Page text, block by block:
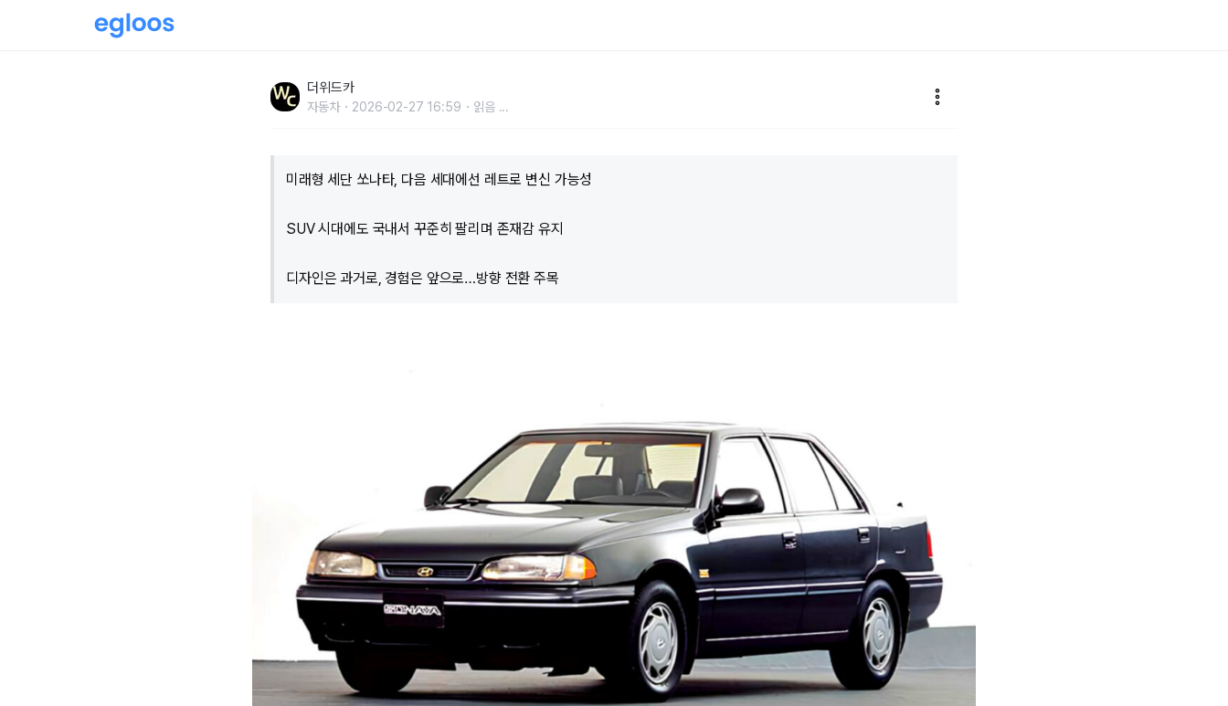
더위드카
자동차 2026-02-27 16:59 읽음 ...
미래형 세단 쏘나타, 다음 세대에선 레트로 변신 가능성
SUV 시대에도 국내서 꾸준히 팔리며 존재감 유지
디자인은 과거로, 경험은 앞으로…방향 전환 주목